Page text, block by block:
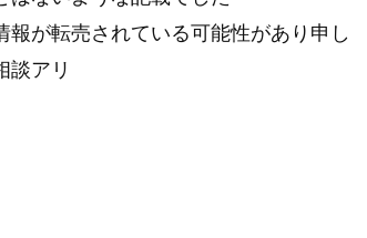
が転売されている可能性があり申し
談アリ